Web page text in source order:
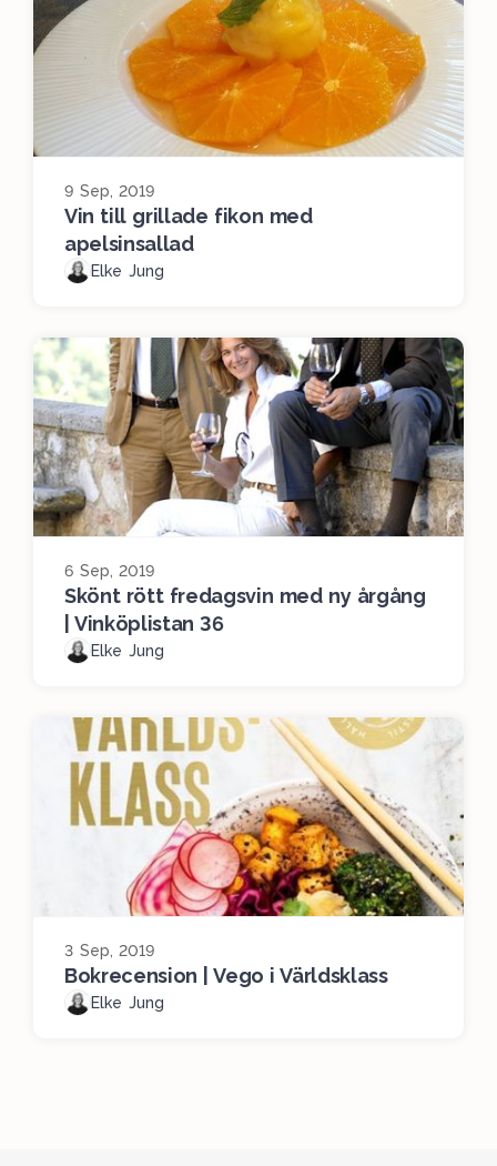
9 Sep, 2019
Vin till grillade fikon med
apelsinsallad
Elke Jung
6 Sep, 2019
Skönt rött fredagsvin med ny årgång
| Vinköplistan 36
Elke Jung
3 Sep, 2019
Bokrecension | Vego i Världsklass
Elke Jung